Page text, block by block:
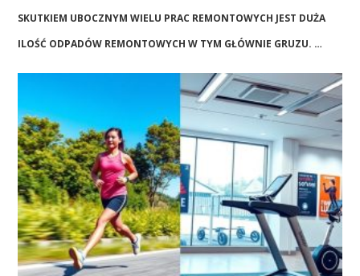
SKUTKIEM UBOCZNYM WIELU PRAC REMONTOWYCH JEST DUŻA
ILOŚĆ ODPADÓW REMONTOWYCH W TYM GŁÓWNIE GRUZU. …